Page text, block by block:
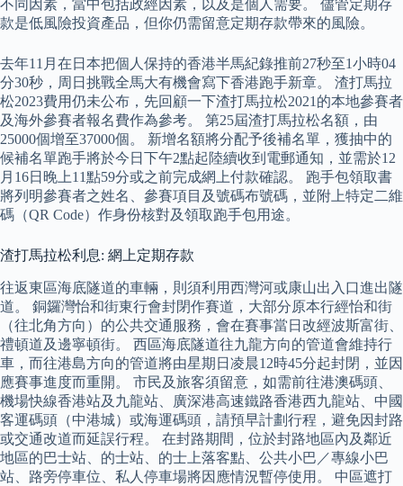
不同因素，當中包括政經因素，以及是個人需要。 儘管定期存
款是低風險投資產品，但你仍需留意定期存款帶來的風險。
去年11月在日本把個人保持的香港半馬紀錄推前27秒至1小時04
分30秒，周日挑戰全馬大有機會寫下香港跑手新章。 渣打馬拉
松2023費用仍未公布，先回顧一下渣打馬拉松2021的本地參賽者
及海外參賽者報名費作為參考。 第25屆渣打馬拉松名額，由
25000個增至37000個。 新增名額將分配予後補名單，獲抽中的
候補名單跑手將於今日下午2點起陸續收到電郵通知，並需於12
月16日晚上11點59分或之前完成網上付款確認。 跑手包領取書
將列明參賽者之姓名、參賽項目及號碼布號碼，並附上特定二維
碼（QR Code）作身份核對及領取跑手包用途。
渣打馬拉松利息: 網上定期存款
往返東區海底隧道的車輛，則須利用西灣河或康山出入口進出隧
道。 銅鑼灣怡和街東行會封閉作賽道，大部分原本行經怡和街
（往北角方向）的公共交通服務，會在賽事當日改經波斯富街、
禮頓道及邊寧頓街。 西區海底隧道往九龍方向的管道會維持行
車，而往港島方向的管道將由星期日凌晨12時45分起封閉，並因
應賽事進度而重開。 市民及旅客須留意，如需前往港澳碼頭、
機場快線香港站及九龍站、廣深港高速鐵路香港西九龍站、中國
客運碼頭（中港城）或海運碼頭，請預早計劃行程，避免因封路
或交通改道而延誤行程。 在封路期間，位於封路地區內及鄰近
地區的巴士站、的士站、的士上落客點、公共小巴／專線小巴
站、路旁停車位、私人停車場將因應情況暫停使用。 中區遮打